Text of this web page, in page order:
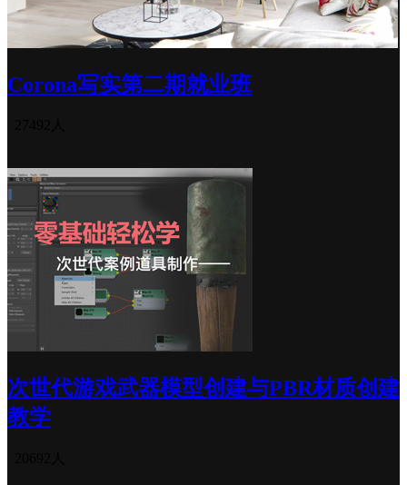
Corona写实第二期就业班
次世代游戏武器模型创建与PBR材质创建
教学